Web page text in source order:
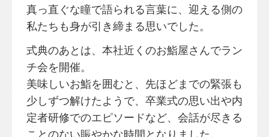
真っ直ぐな瞳で語られる言葉に、迎える側の
私たちも身が引き締まる思いでした。
式典のあとは、本社近くのお鮨屋さんでラン
チ会を開催。
美味しいお鮨を囲むと、先ほどまでの緊張も
少しずつ解けたようで、卒業式の思い出や内
定者研修でのエピソードなど、会話が尽きる